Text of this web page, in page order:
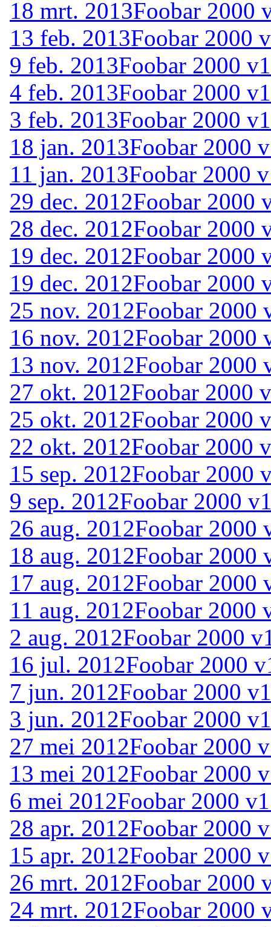
18 mrt. 2013Foobar 2000
13 feb. 2013Foobar 2000
9 feb. 2013Foobar 2000
4 feb. 2013Foobar 2000
3 feb. 2013Foobar 2000
18 jan. 2013Foobar 2000
11 jan. 2013Foobar 2000
29 dec. 2012Foobar 2000
28 dec. 2012Foobar 2000
19 dec. 2012Foobar 2000
19 dec. 2012Foobar 2000
25 nov. 2012Foobar 2000
16 nov. 2012Foobar 2000
13 nov. 2012Foobar 2000
27 okt. 2012Foobar 2000
25 okt. 2012Foobar 2000
22 okt. 2012Foobar 2000
15 sep. 2012Foobar 2000
9 sep. 2012Foobar 2000
26 aug. 2012Foobar 2000
18 aug. 2012Foobar 2000
17 aug. 2012Foobar 2000
11 aug. 2012Foobar 2000
2 aug. 2012Foobar 2000
16 jul. 2012Foobar 2000
7 jun. 2012Foobar 2000
3 jun. 2012Foobar 2000
27 mei 2012Foobar 2000
13 mei 2012Foobar 2000
6 mei 2012Foobar 2000
28 apr. 2012Foobar 2000
15 apr. 2012Foobar 2000
26 mrt. 2012Foobar 2000
24 mrt. 2012Foobar 2000